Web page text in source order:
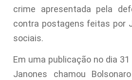
crime apresentada pela
contra postagens feitas por
sociais.
Em uma publicação no dia
Janones chamou